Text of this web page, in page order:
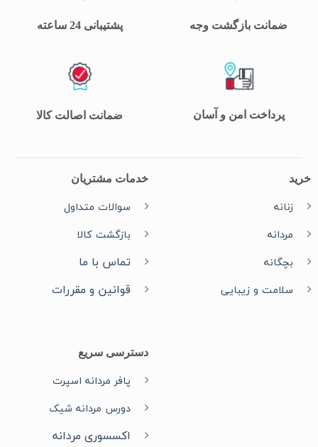
ضمانت بازگشت وجه پشتیبانی 24 ساعته
پرداخت امن و آسان ضمانت اصالت کالا
خرید
زنانه
مردانه
بچگانه
سلامت و زیبایی
خدمات مشتریان
سوالات متداول
بازگشت کالا
تماس با ما
قوانین و مقررات
دسترسی سریع
پافر مردانه اسپرت
دورس مردانه شیک
اکسسوری مردانه